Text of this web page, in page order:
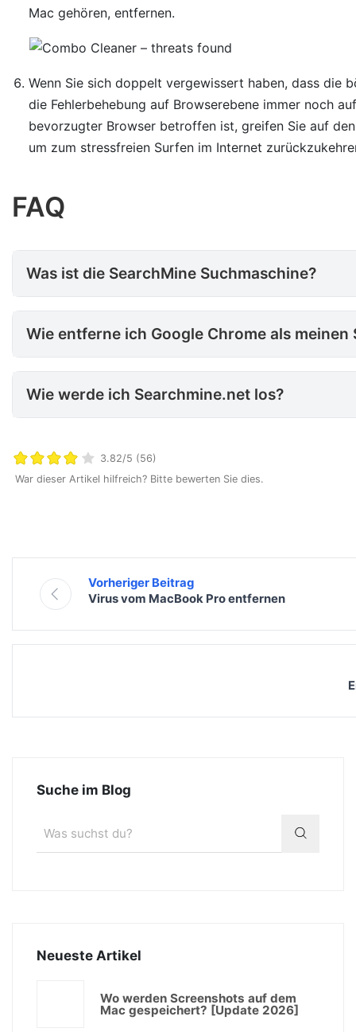
Mac gehören, entfernen.
Wenn Sie sich doppelt vergewissert haben, dass die
die Fehlerbehebung auf Browserebene immer noch
bevorzugter Browser betroffen ist, greifen Sie auf
um zum stressfreien Surfen im Internet
FAQ
Was ist die SearchMine Suchmaschine?
Wie entferne ich Google Chrome als meinen Standardbrowser auf Mac?
Wie entferne ich Google Chrome als
Wie werde ich
Wie werde ich Searchmine.net los?
3.82/5 (56)
War dieser Artikel hilfreich? Bitte bewerten Sie dies.
Vorheriger Beitrag
Virus vom MacBook Pro entfernen
Suche im Blog
Neueste Artikel
Wo werden Screenshots auf dem
Mac gespeichert? [Update 2026]